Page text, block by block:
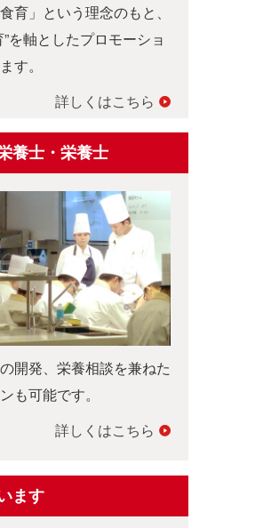
育」という理念のもと、
を軸としたプロモーショ
す。
詳しくはこちら
養士・栄養士
開発、栄養相談を兼ねた
も可能です。
詳しくはこちら
ます